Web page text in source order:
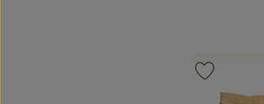
Produkt